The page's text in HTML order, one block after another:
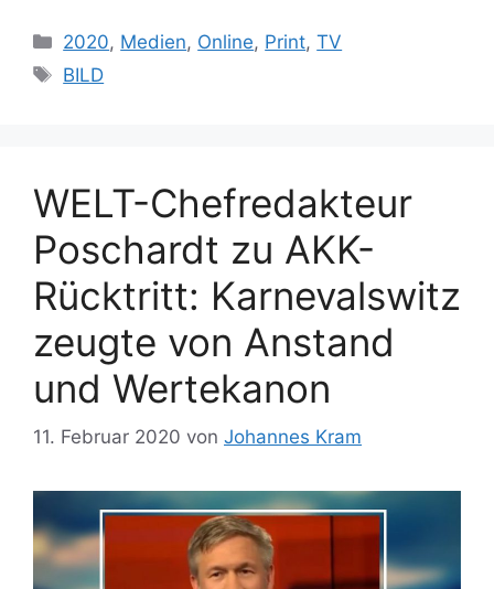
Kategorien
2020, Medien, Online, Print,TV
Schlagwörter
BILD
WELT-Chefredakteur
Poschardt zu AKK-
Rücktritt: Karnevalswitz
zeugte von Anstand
und Wertekanon
11. Februar 2020 von Johannes Kram